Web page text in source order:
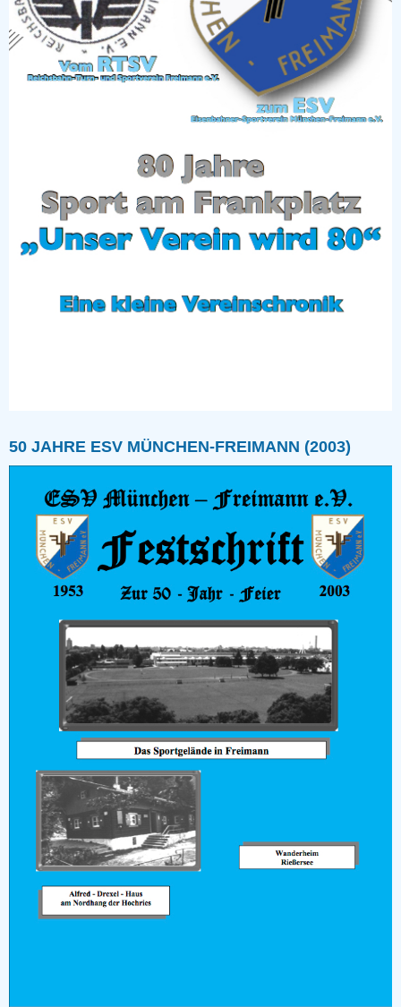
50 JAHRE ESV MÜNCHEN-FREIMANN (2003)